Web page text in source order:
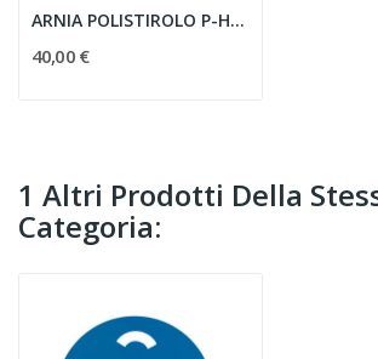
ARNIA POLISTIROLO P-HIVE, per fecondazione regine
40,00 €
1 Altri Prodotti Della
Categoria: